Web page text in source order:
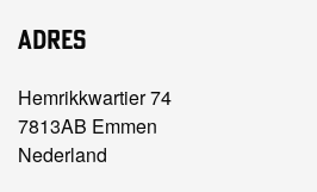
Adres
Hemrikkwartier 74
7813AB Emmen
Nederland